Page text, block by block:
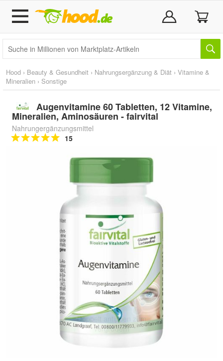
Hood › Beauty & Gesundheit › Nahrungsergänzung & Diät › Vitamine &
Mineralien › Sonstige
Augenvitamine 60 Tabletten, 12 Vitamine,
Mineralien, Aminosäuren - fairvital
Nahrungergänzungsmittel
15
Doppelt antippen zum
vergrößern